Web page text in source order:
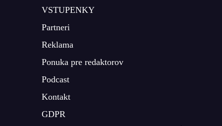
VSTUPENKY
Partneri
Reklama
Ponuka pre redaktorov
Podcast
Kontakt
GDPR